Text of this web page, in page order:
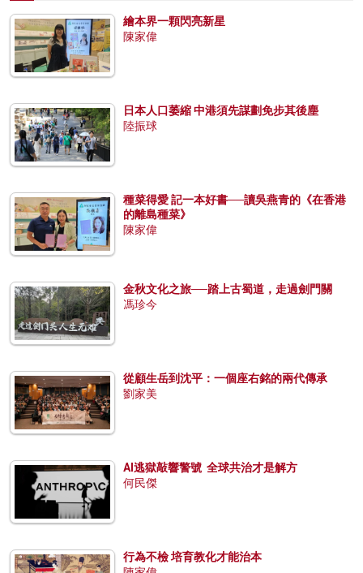
繪本界一顆閃亮新星
陳家偉
日本人口萎縮 中港須先謀劃免步其後塵
陸振球
種菜得愛 記一本好書──讀吳燕青的《在香港
的離島種菜》
陳家偉
金秋文化之旅──踏上古蜀道，走過劍門關
馮珍今
從顧生岳到沈平：一個座右銘的兩代傳承
劉家美
AI逃獄敲響警號 全球共治才是解方
何民傑
行為不檢 培育教化才能治本